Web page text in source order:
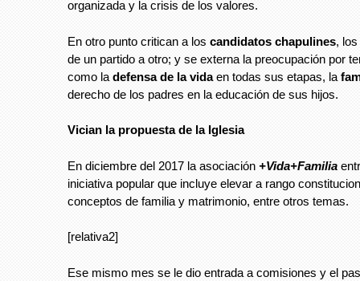
organizada y la crisis de los valores.
En otro punto critican a los candidatos chapulines,
de un partido a otro; y se externa la preocupación por
como la defensa de la vidaen todas sus etapas, la
derecho de los padres en la educación de sus hijos.
Vician la propuesta de la Iglesia
En diciembre del 2017 la asociación +Vida+Familia
iniciativa popular que incluye elevar a rango
conceptos de familia y matrimonio, entre otros temas.
[relativa2]
Ese mismo mes se le dio entrada a comisiones y el